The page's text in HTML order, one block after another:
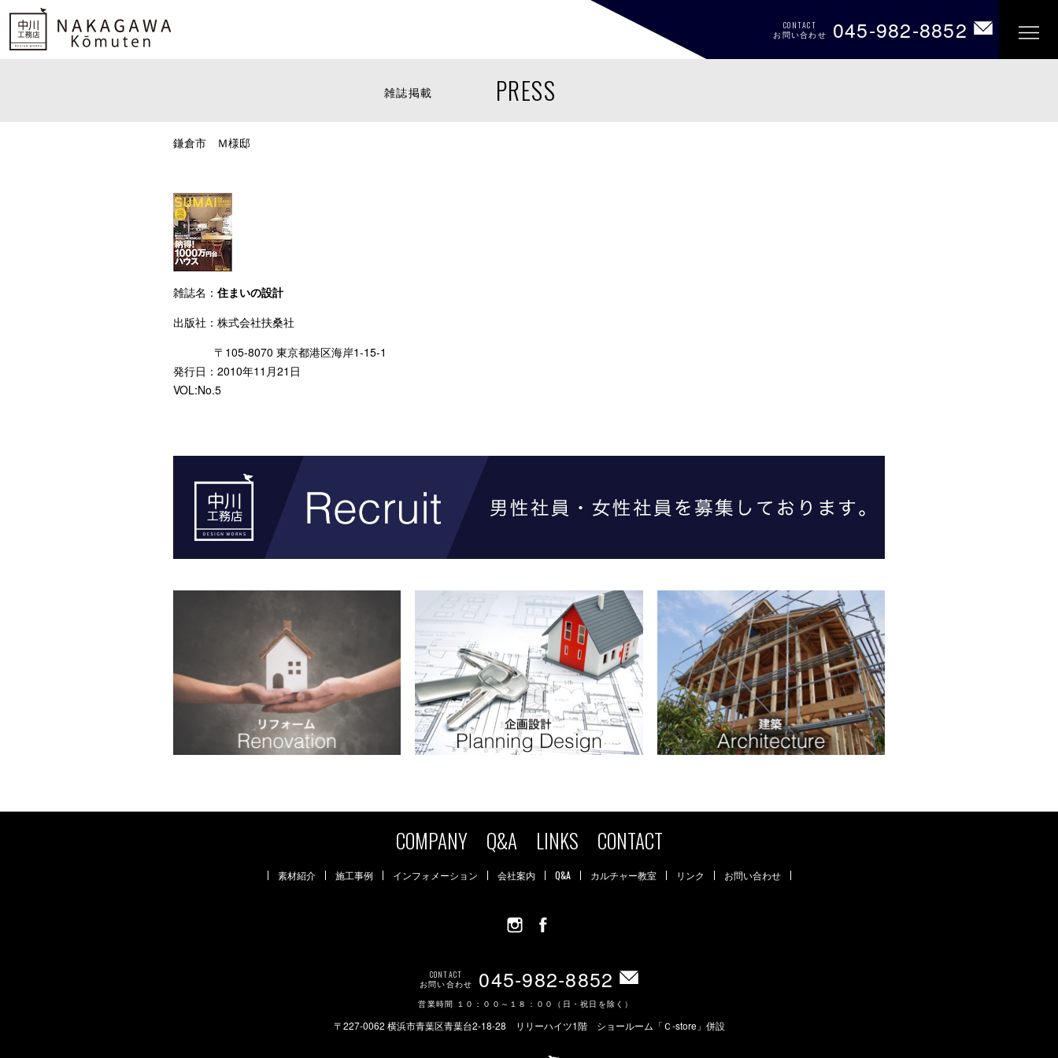
CONTACT
お問い合わせ
045-982-8852
雑誌掲載 PRESS
鎌倉市 Ｍ様邸
雑誌名： 住まいの設計
出版社：株式会社扶桑社
〒105-8070 東京都港区海岸1-15-1
発行日：2010年11月21日
VOL:No.5
COMPANY Q&A LINKS CONTACT
素材紹介 施工事例 インフォメーション 会社案内 Q&A カルチャー教室 リンク お問い合わせ
CONTACT
お問い合わせ
045-982-8852
営業時間 １０：００～１８：００（日・祝日を除く）
〒227-0062 横浜市青葉区青葉台2-18-28 リリーハイツ1階 ショールーム「Ｃ-store」併設